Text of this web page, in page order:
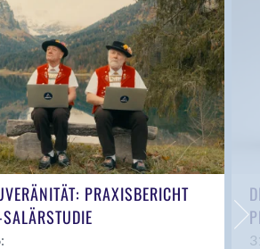
PRAXISBERICHT